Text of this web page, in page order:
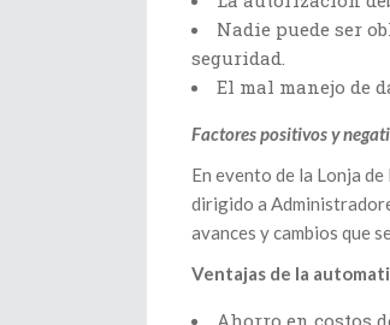
Nadie puede ser
seguridad.
El mal manejo de
Factores positivos y
En evento de la Lonja
dirigido a
avances y cambios que
Ventajas de la
Ahorro en costos